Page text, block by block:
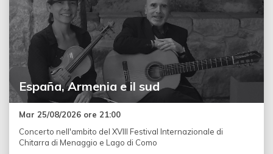
España, Armenia e il sud
Mar 25/08/2026 ore 21:00
Concerto nell'ambito del XVIII Festival Internazionale di
Chitarra di Menaggio e Lago di Como